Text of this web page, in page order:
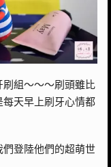
組～～～刷頭雖比
天早上刷牙心情都
登陸他們的超萌世